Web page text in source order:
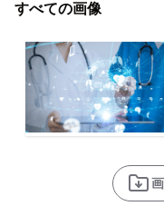
すべての画像